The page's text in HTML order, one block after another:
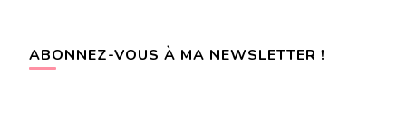
ABONNEZ-VOUS À MA NEWSLETTER !